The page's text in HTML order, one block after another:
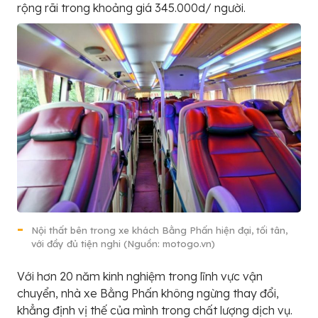
rộng rãi trong khoảng giá 345.000d/ người.
Nội thất bên trong xe khách Bằng Phấn hiện đại, tối tân,
với đầy đủ tiện nghi (Nguồn: motogo.vn)
Với hơn 20 năm kinh nghiệm trong lĩnh vực vận
chuyển, nhà xe Bằng Phấn không ngừng thay đổi,
khẳng định vị thế của mình trong chất lượng dịch vụ.